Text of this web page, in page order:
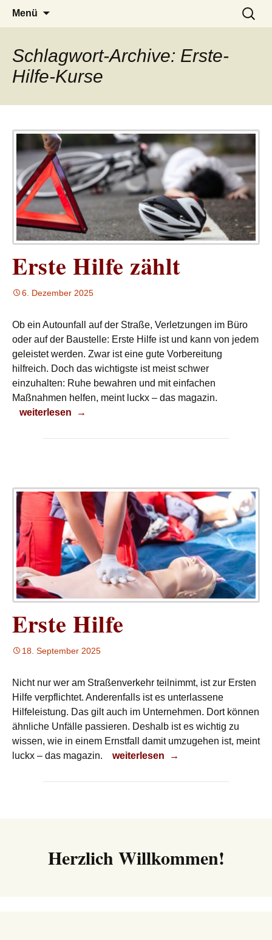
LUCKX
– das Magazin
Menü
Suchen
nach:
Schlagwort-Archive: Erste-
Hilfe-Kurse
Erste Hilfe zählt
6. Dezember 2025
Ob ein Autounfall auf der Straße, Verletzungen im Büro
oder auf der Baustelle: Erste Hilfe ist und kann von jedem
geleistet werden. Zwar ist eine gute Vorbereitung
hilfreich. Doch das wichtigste ist meist schwer
einzuhalten: Ruhe bewahren und mit einfachen
Maßnahmen helfen, meint luckx – das magazin.
Erste Hilfe zählt
weiterlesen →
Erste Hilfe
18. September 2025
Nicht nur wer am Straßenverkehr teilnimmt, ist zur Ersten
Hilfe verpflichtet. Anderenfalls ist es unterlassene
Hilfeleistung. Das gilt auch im Unternehmen. Dort können
ähnliche Unfälle passieren. Deshalb ist es wichtig zu
wissen, wie in einem Ernstfall damit umzugehen ist, meint
luckx – das magazin.
Erste Hilfe
weiterlesen →
Herzlich Willkommen!